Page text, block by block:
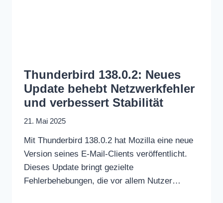
Thunderbird 138.0.2: Neues
Update behebt Netzwerkfehler
und verbessert Stabilität
21. Mai 2025
Mit Thunderbird 138.0.2 hat Mozilla eine neue
Version seines E-Mail-Clients veröffentlicht.
Dieses Update bringt gezielte
Fehlerbehebungen, die vor allem Nutzer…